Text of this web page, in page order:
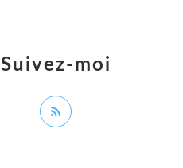
Suivez-moi